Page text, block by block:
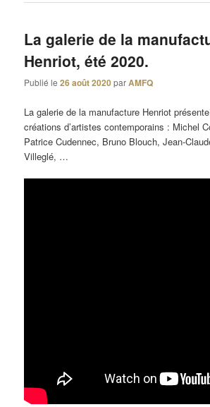
La galerie de la
Henriot, été 2020.
Publié le26 août 2020parAMFQ
La galerie de la manufacture Henriot
créations d’artistes contemporains : Michel
Patrice Cudennec, Bruno Blouch, Jean-
Villeglé, …